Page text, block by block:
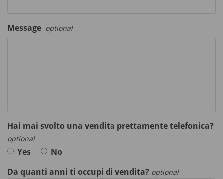
Message optional
Hai mai svolto una vendita prettamente telefonica?
optional
Yes
No
Da quanti anni ti occupi di vendita? optional